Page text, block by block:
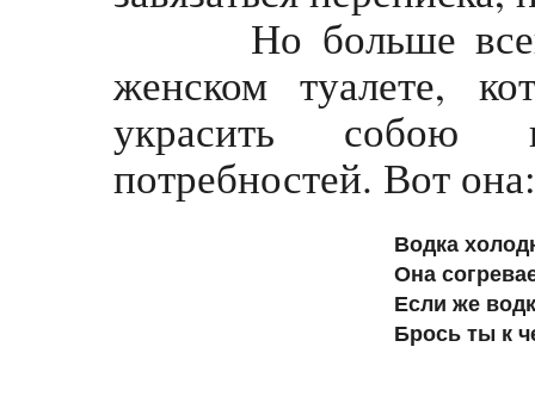
Но больше всего
женском туалете,
украсить собою
потребностей. Вот она:
Водка
Она
Если же
Брось ты к